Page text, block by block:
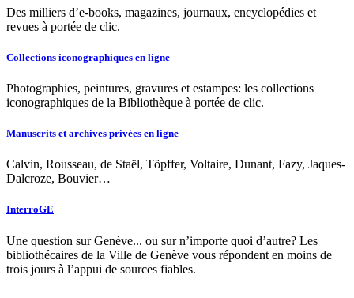
Des milliers d’e-books, magazines, journaux, encyclopédies et
revues à portée de clic.
Collections iconographiques en ligne
Photographies, peintures, gravures et estampes: les collections
iconographiques de la Bibliothèque à portée de clic.
Manuscrits et archives privées en ligne
Calvin, Rousseau, de Staël, Töpffer, Voltaire, Dunant, Fazy, Jaques-
Dalcroze, Bouvier…
InterroGE
Une question sur Genève... ou sur n’importe quoi d’autre? Les
bibliothécaires de la Ville de Genève vous répondent en moins de
trois jours à l’appui de sources fiables.